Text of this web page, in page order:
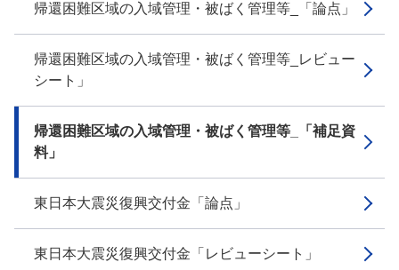
帰還困難区域の入域管理・被ばく管理等_「論点」
帰還困難区域の入域管理・被ばく管理等_レビュー
シート」
帰還困難区域の入域管理・被ばく管理等_「補足資
料」
東日本大震災復興交付金「論点」
東日本大震災復興交付金「レビューシート」